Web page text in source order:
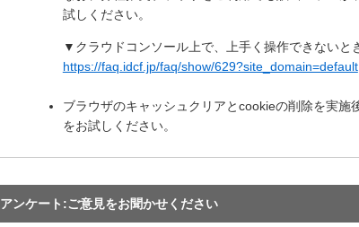
試しください。
▼クラウドコンソール上で、上手く操作できないと
https://faq.idcf.jp/faq/show/629?site_domain=default
ブラウザのキャッシュクリアとcookieの削除を実施
をお試しください。
アンケート:ご意見をお聞かせください